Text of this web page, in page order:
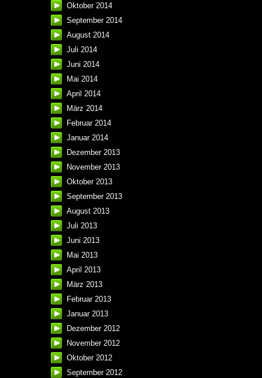
Oktober 2014
September 2014
August 2014
Juli 2014
Juni 2014
Mai 2014
April 2014
März 2014
Februar 2014
Januar 2014
Dezember 2013
November 2013
Oktober 2013
September 2013
August 2013
Juli 2013
Juni 2013
Mai 2013
April 2013
März 2013
Februar 2013
Januar 2013
Dezember 2012
November 2012
Oktober 2012
September 2012